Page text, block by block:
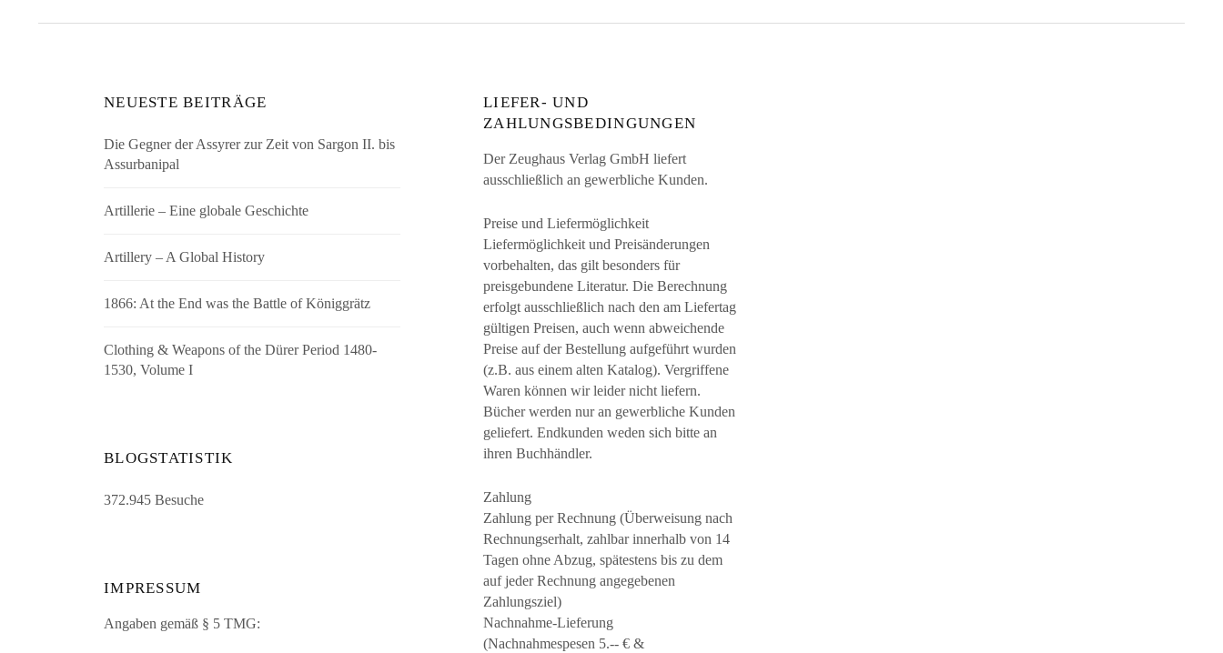
NEUESTE BEITRÄGE
Die Gegner der Assyrer zur Zeit von Sargon II. bis
Assurbanipal
Artillerie – Eine globale Geschichte
Artillery – A Global History
1866: At the End was the Battle of Königgrätz
Clothing & Weapons of the Dürer Period 1480-
1530, Volume I
BLOGSTATISTIK
372.945 Besuche
IMPRESSUM
Angaben gemäß § 5 TMG:
LIEFER- UND
ZAHLUNGSBEDINGUNGEN
Der Zeughaus Verlag GmbH liefert
ausschließlich an gewerbliche Kunden.
Preise und Liefermöglichkeit
Liefermöglichkeit und Preisänderungen
vorbehalten, das gilt besonders für
preisgebundene Literatur. Die Berechnung
erfolgt ausschließlich nach den am Liefertag
gültigen Preisen, auch wenn abweichende
Preise auf der Bestellung aufgeführt wurden
(z.B. aus einem alten Katalog). Vergriffene
Waren können wir leider nicht liefern.
Bücher werden nur an gewerbliche Kunden
geliefert. Endkunden weden sich bitte an
ihren Buchhändler.
Zahlung
Zahlung per Rechnung (Überweisung nach
Rechnungserhalt, zahlbar innerhalb von 14
Tagen ohne Abzug, spätestens bis zu dem
auf jeder Rechnung angegebenen
Zahlungsziel)
Nachnahme-Lieferung
(Nachnahmespesen 5.-- € &